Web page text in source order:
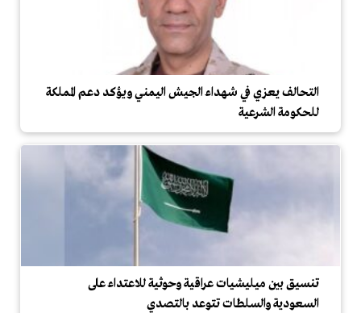
التحالف يعزي في شهداء الجيش اليمني ويؤكد دعم المملكة
للحكومة الشرعية
تنسيق بين ميليشيات عراقية وحوثية للاعتداء على
السعودية والسلطات تتوعد بالتصدي